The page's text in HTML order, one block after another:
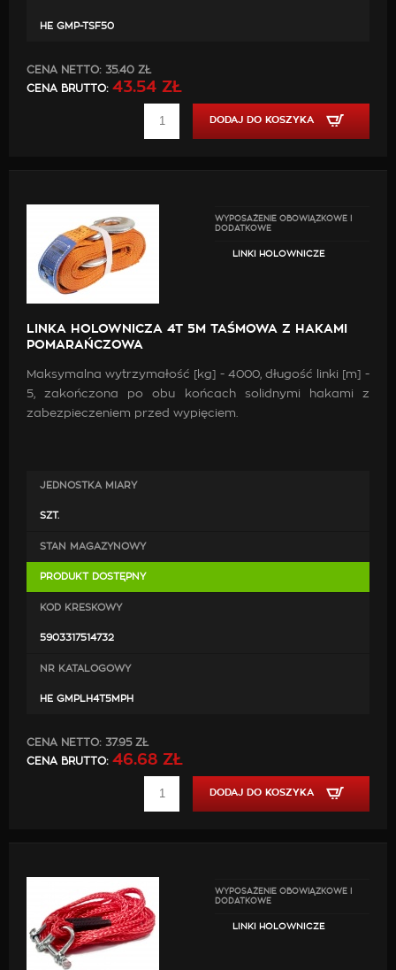
HE GMP-TSF50
CENA NETTO: 35.40 ZŁ
CENA BRUTTO: 43.54 ZŁ
DODAJ DO KOSZYKA
WYPOSAŻENIE OBOWIĄZKOWE I
DODATKOWE
LINKI HOLOWNICZE
LINKA HOLOWNICZA 4T 5M TAŚMOWA Z HAKAMI
POMARAŃCZOWA
Maksymalna wytrzymałość [kg] - 4000, długość linki [m] -
5, zakończona po obu końcach solidnymi hakami z
zabezpieczeniem przed wypięciem.
JEDNOSTKA MIARY
SZT.
STAN MAGAZYNOWY
PRODUKT DOSTĘPNY
KOD KRESKOWY
5903317514732
NR KATALOGOWY
HE GMPLH4T5MPH
CENA NETTO: 37.95 ZŁ
CENA BRUTTO: 46.68 ZŁ
DODAJ DO KOSZYKA
WYPOSAŻENIE OBOWIĄZKOWE I
DODATKOWE
LINKI HOLOWNICZE